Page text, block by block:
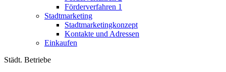
Förderverfahren 1
Stadtmarketing
Stadtmarketingkonzept
Kontakte und Adressen
Einkaufen
Städt. Betriebe